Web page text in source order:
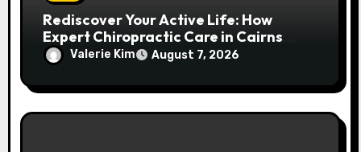
Rediscover Your Active Life: How
Expert Chiropractic Care in Cairns
Transforms Pain into Possibility
Valerie Kim August 7, 2026